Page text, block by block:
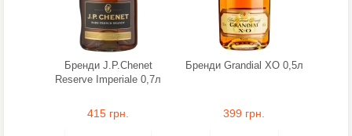
Бренди J.P.Chenet
Reserve Imperiale 0,7л
415 грн.
Бренди Grandial XO 0,5л
399 грн.